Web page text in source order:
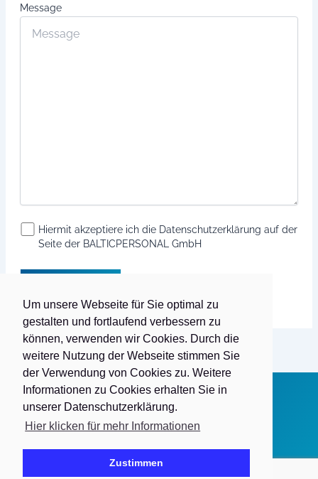
Um unsere Webseite für Sie optimal zu
gestalten und fortlaufend verbessern zu
können, verwenden wir Cookies. Durch die
weitere Nutzung der Webseite stimmen Sie
der Verwendung von Cookies zu. Weitere
Informationen zu Cookies erhalten Sie in
unserer Datenschutzerklärung.
Hier klicken für mehr Informationen
Zustimmen
Message
Hiermit akzeptiere ich die Datenschutzerklärung auf der
Seite der BALTICPERSONAL GmbH
Alternative:
Copyright © 2026 Balticpersonal GmbH
Datenschutz